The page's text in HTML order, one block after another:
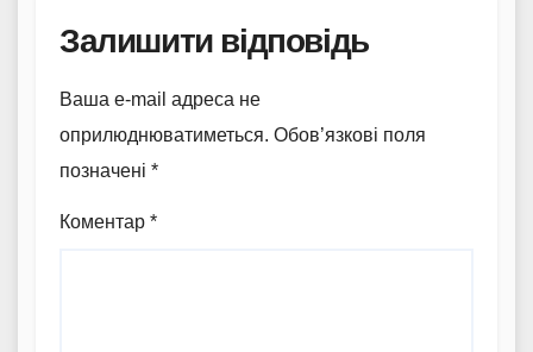
Залишити відповідь
Ваша e-mail адреса не
оприлюднюватиметься. Обов’язкові поля
позначені *
Коментар *